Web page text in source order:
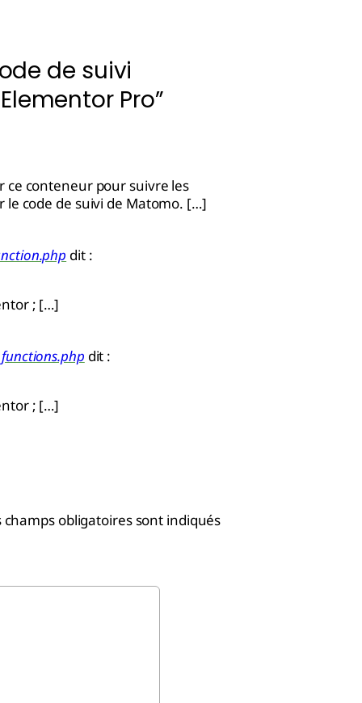
de suivi
Pro”
ce conteneur pour suivre les
le code de suivi de Matomo. […]
dit :
; […]
dit :
; […]
champs obligatoires sont indiqués